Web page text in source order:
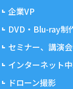
企業VP
DVD・Blu-ray制
セミナー、講演
インターネット
ドローン撮影